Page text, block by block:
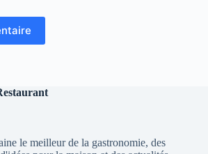
le meilleur de la gastronomie, des